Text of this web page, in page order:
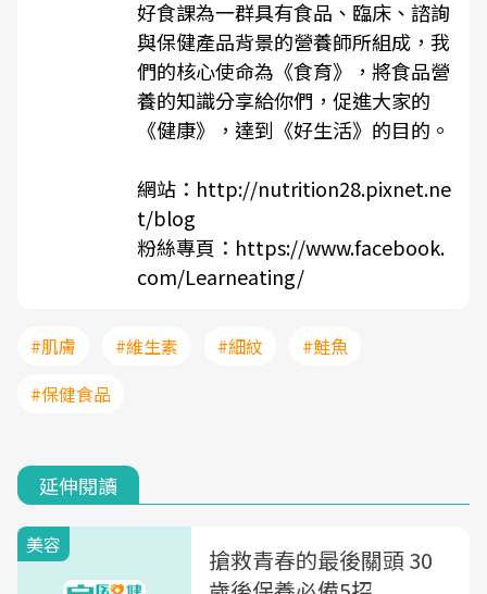
好食課為一群具有食品、臨床、諮詢
與保健產品背景的營養師所組成，我
們的核心使命為《食育》，將食品營
養的知識分享給你們，促進大家的
《健康》，達到《好生活》的目的。
網站： http://nutrition28.pixnet.ne
t/blog
粉絲專頁： https://www.facebook.
com/Learneating/
#肌膚 #維生素 #細紋
#鮭魚
#保健食品
延伸閱讀
美容
搶救青春的最後關頭 30